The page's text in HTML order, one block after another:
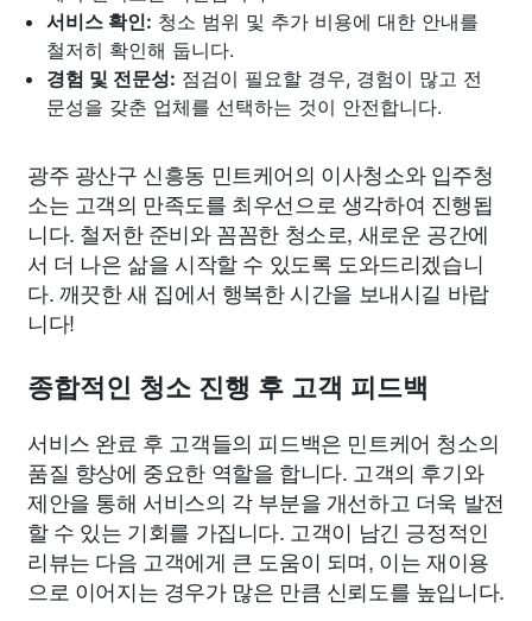
서비스 확인: 청소 범위 및 추가 비용에 대한 안내를
철저히 확인해 둡니다.
경험 및 전문성: 점검이 필요할 경우, 경험이 많고 전
문성을 갖춘 업체를 선택하는 것이 안전합니다.
광주 광산구 신흥동 민트케어의 이사청소와 입주청
소는 고객의 만족도를 최우선으로 생각하여 진행됩
니다. 철저한 준비와 꼼꼼한 청소로, 새로운 공간에
서 더 나은 삶을 시작할 수 있도록 도와드리겠습니
다. 깨끗한 새 집에서 행복한 시간을 보내시길 바랍
니다!
종합적인 청소 진행 후 고객 피드백
서비스 완료 후 고객들의 피드백은 민트케어 청소의
품질 향상에 중요한 역할을 합니다. 고객의 후기와
제안을 통해 서비스의 각 부분을 개선하고 더욱 발전
할 수 있는 기회를 가집니다. 고객이 남긴 긍정적인
리뷰는 다음 고객에게 큰 도움이 되며, 이는 재이용
으로 이어지는 경우가 많은 만큼 신뢰도를 높입니다.